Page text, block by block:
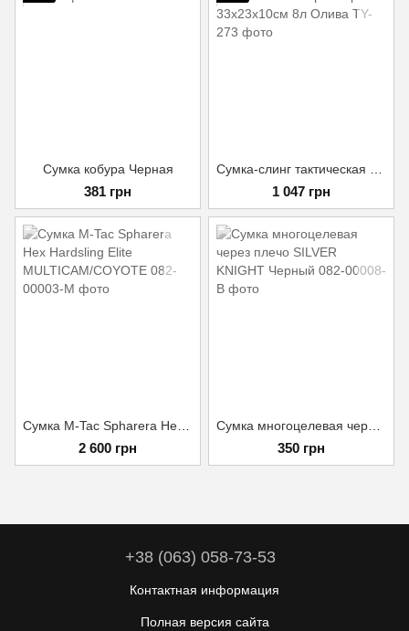
Сумка кобура Черная
381 грн 1 047 грн
2 600 грн 350 грн
+38 (063) 058-73-53
Контактная информация
Полная версия сайта